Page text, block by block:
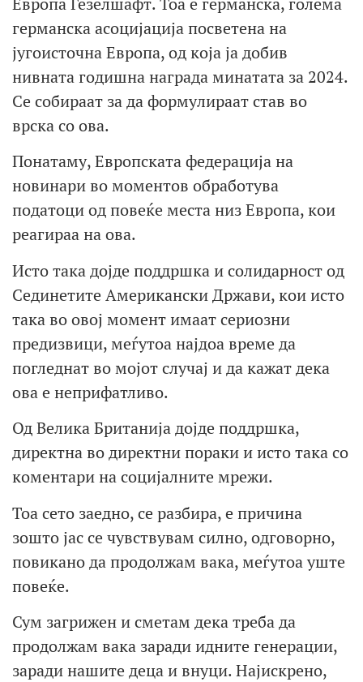
германска асоцијација посветена на
југоисточна Европа, од која ја добив
нивната годишна награда минатата за 2024.
Се собираат за да формулираат став во
врска со ова.
Понатаму, Европската федерација на
новинари во моментов обработува
податоци од повеќе места низ Европа, кои
реагираа на ова.
Исто така дојде поддршка и солидарност од
Сединетите Американски Држави, кои исто
така во овој момент имаат сериозни
предизвици, меѓутоа најдоа време да
погледнат во мојот случај и да кажат дека
ова е неприфатливо.
Од Велика Британија дојде поддршка,
директна во директни пораки и исто така со
коментари на социјалните мрежи.
Тоа сето заедно, се разбира, е причина
зошто јас се чувствувам силно, одговорно,
повикано да продолжам вака, меѓутоа уште
повеќе.
Сум загрижен и сметам дека треба да
продолжам вака заради идните генерации,
заради нашите деца и внуци. Најискрено,